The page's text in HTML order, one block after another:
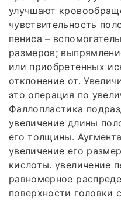
улучшают
чувствительность
пениса –
размеров;
или приобретенных
отклонение от.
это операция по
Фаллопластика
увеличение длины
его толщины.
увеличение его
кислоты. увеличение
равномерное
поверхности головки